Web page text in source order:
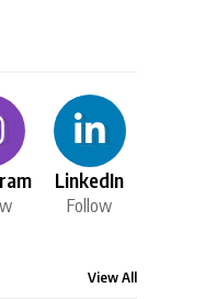
LinkedIn
Follow
View All